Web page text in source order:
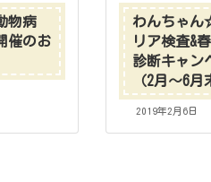
物病
催のお
わんちゃん
リア検査&
診断キャン
（2月～6月
2019年2月6日